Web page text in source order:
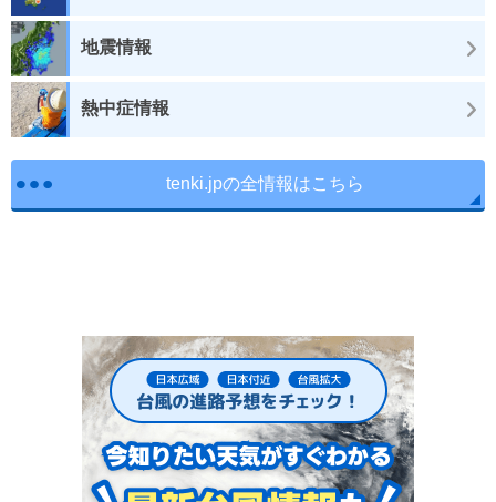
地震情報
熱中症情報
tenki.jpの全情報はこちら